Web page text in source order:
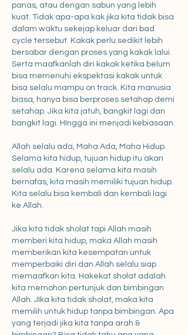
panas, atau dengan sabun yang lebih
kuat. Tidak apa-apa kak jika kita tidak bisa
dalam waktu sekejap keluar dari bad
cycle tersebut. Kakak perlu sedikit lebih
bersabar dengan proses yang kakak lalui.
Serta maafkanlah diri kakak ketika belum
bisa memenuhi ekspektasi kakak untuk
bisa selalu mampu on track. Kita manusia
biasa, hanya bisa berproses setahap demi
setahap. Jika kita jatuh, bangkit lagi dan
bangkit lagi. HIngga ini menjadi kebiasaan.
Allah selalu ada, Maha Ada, Maha Hidup.
Selama kita hidup, tujuan hidup itu akan
selalu ada. Karena selama kita masih
bernafas, kita masih memiliki tujuan hidup.
Kita selalu bisa kembali dan kembali lagi
ke Allah.
Jika kita tidak sholat tapi Allah masih
memberi kita hidup, maka Allah masih
memberikan kita kesempatan untuk
memperbaiki diri dan Allah selalu siap
memaafkan kita. Hakekat sholat adalah
kita memohon pertunjuk dan bimbingan
Allah. JIka kita tidak sholat, maka kita
memilih untuk hidup tanpa bimbingan. Apa
yang terjadi jika kita tanpa arah &